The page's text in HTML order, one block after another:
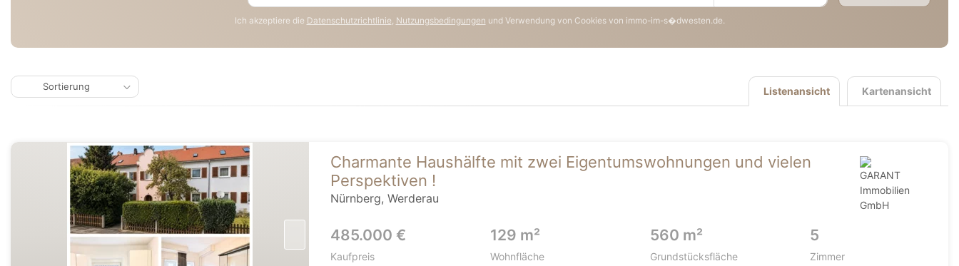
Ich akzeptiere die Datenschutzrichtlinie, Nutzungsbedingungen und Verwendung von Cookies von immo-im-s�dwesten.de.
Sortierung Kartenansicht
Listenansicht
Charmante Haushälfte mit zwei Eigentumswohnungen und vielen
Perspektiven !
Nürnberg, Werderau
485.000 €
Kaufpreis
129 m²
Wohnfläche
560 m²
Grundstücksfläche
5
Zimmer